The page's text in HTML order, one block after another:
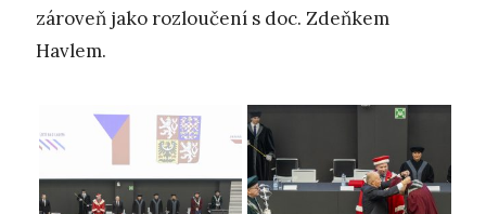
zároveň jako rozloučení s doc. Zdeňkem
Havlem.